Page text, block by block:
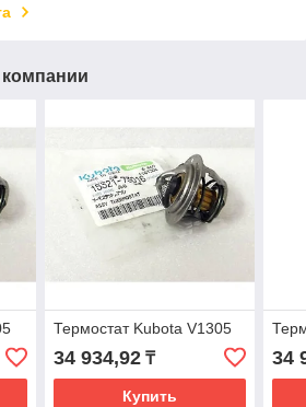
Термостат Kubota V1305
34 934,92₸
Купить
34